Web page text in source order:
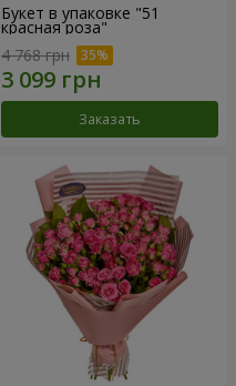
Букет в упаковке "51
красная роза"
4 768 грн
Заказать